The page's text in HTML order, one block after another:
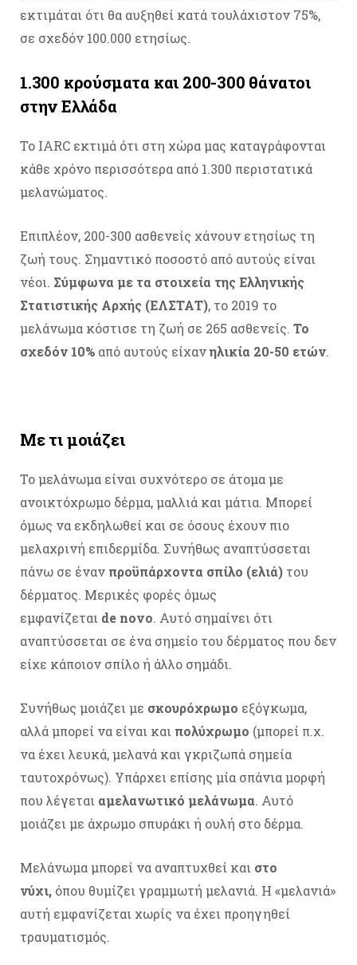
εκτιμάται ότι θα αυξηθεί κατά τουλάχιστον 75%,
σε σχεδόν 100.000 ετησίως.
1.300 κρούσματα και 200-300 θάνατοι
στην Ελλάδα
Το IΑRC εκτιμά ότι στη χώρα μας καταγράφονται
κάθε χρόνο περισσότερα από 1.300 περιστατικά
μελανώματος.
Επιπλέον, 200-300 ασθενείς χάνουν ετησίως τη
ζωή τους. Σημαντικό ποσοστό από αυτούς είναι
νέοι. Σύμφωνα με τα στοιχεία της Ελληνικής
Στατιστικής Αρχής (ΕΛΣΤΑΤ), το 2019 το
μελάνωμα κόστισε τη ζωή σε 265 ασθενείς. Το
σχεδόν 10% από αυτούς είχανηλικία 20-50 ετών.
Με τι μοιάζει
Το μελάνωμα είναι συχνότερο σε άτομα με
ανοικτόχρωμο δέρμα, μαλλιά και μάτια. Μπορεί
όμως να εκδηλωθεί και σε όσους έχουν πιο
μελαχρινή επιδερμίδα. Συνήθως αναπτύσσεται
πάνω σε έναν προϋπάρχοντα σπίλο (ελιά) του
δέρματος. Μερικές φορές όμως
εμφανίζεται de novo. Αυτό σημαίνει ότι
αναπτύσσεται σε ένα σημείο του δέρματος που δεν
είχε κάποιον σπίλο ή άλλο σημάδι.
Συνήθως μοιάζει με σκουρόχρωμο εξόγκωμα,
αλλά μπορεί να είναι και πολύχρωμο (μπορεί π.χ.
να έχει λευκά, μελανά και γκριζωπά σημεία
ταυτοχρόνως). Υπάρχει επίσης μία σπάνια μορφή
που λέγεται αμελανωτικό μελάνωμα. Αυτό
μοιάζει με άχρωμο σπυράκι ή ουλή στο δέρμα.
Μελάνωμα μπορεί να αναπτυχθεί και στο
νύχι, όπου θυμίζει γραμμωτή μελανιά. Η «μελανιά»
αυτή εμφανίζεται χωρίς να έχει προηγηθεί
τραυματισμός.